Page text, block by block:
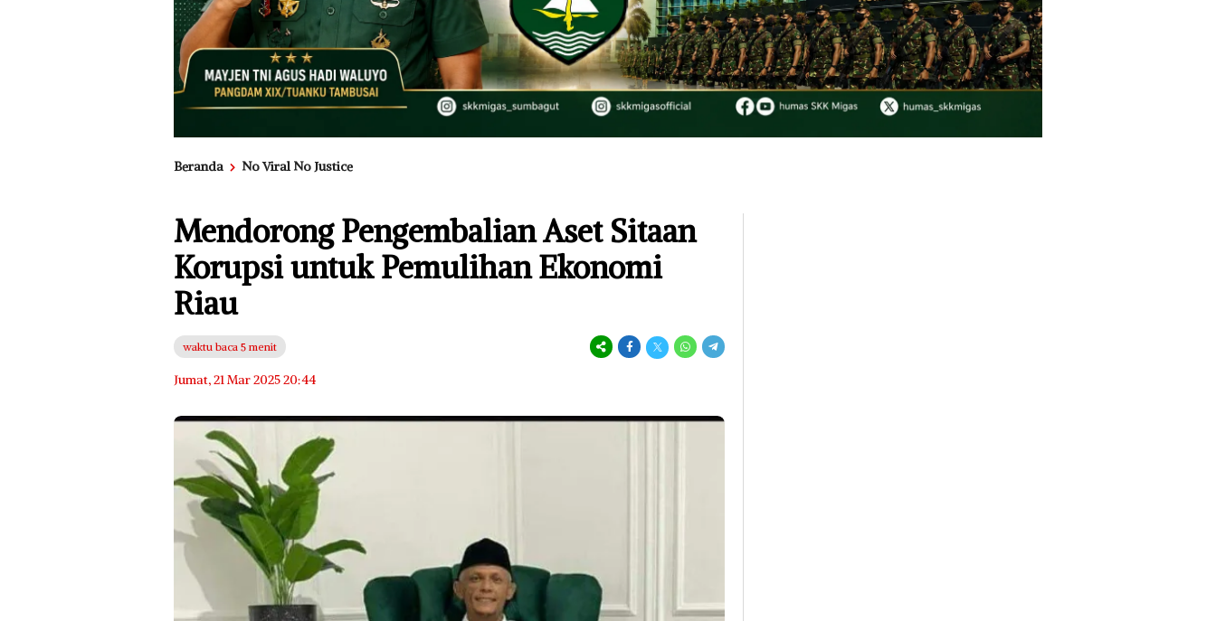
Beranda No Viral No Justice
Mendorong Pengembalian Aset Sitaan
Korupsi untuk Pemulihan Ekonomi
Riau
waktu baca 5 menit
Jumat, 21 Mar 2025 20:44